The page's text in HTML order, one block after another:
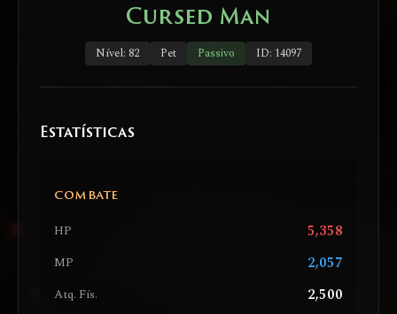
Cursed Man
Nível: 82 Pet Passivo ID: 14097
Estatísticas
COMBATE
HP 5,358
MP 2,057
Atq. Fís. 2,500